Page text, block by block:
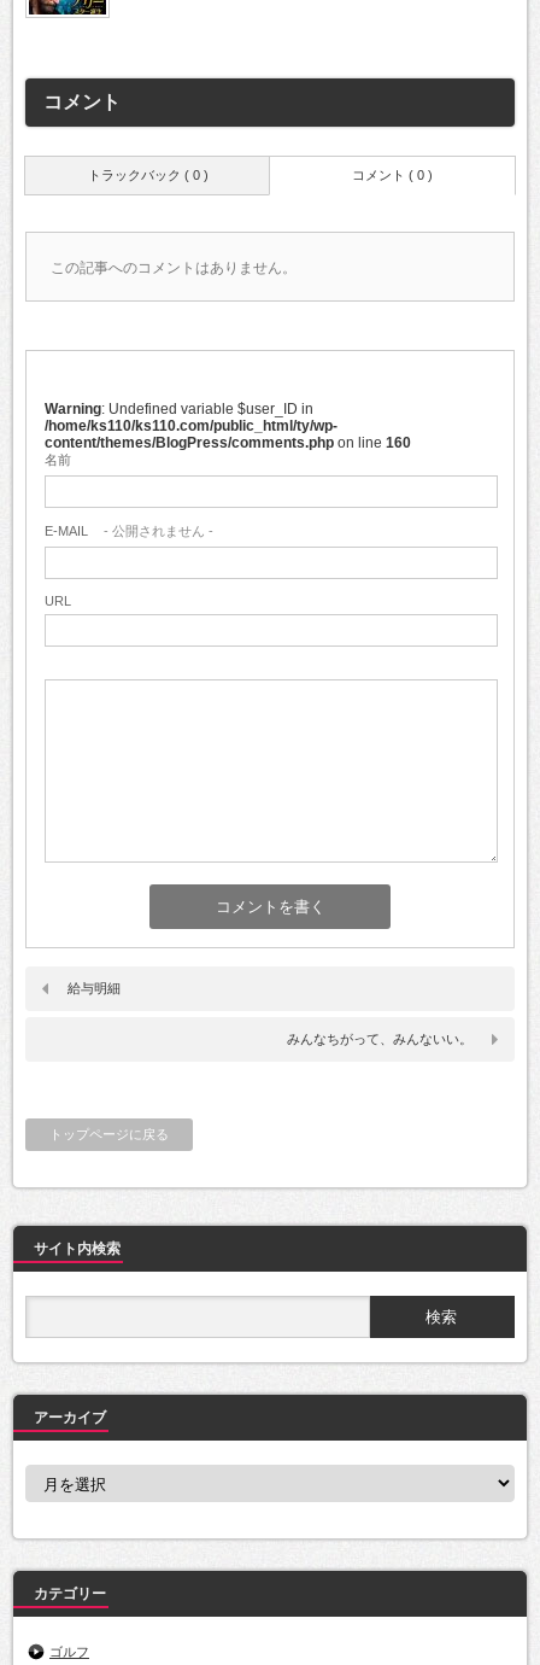
コメント
トラックバック ( 0 ) コメント ( 0 )
この記事へのコメントはありません。
Warning : Undefined variable $user_ID in
/home/ks110/ks110.com/public_html/ty/wp-
content/themes/BlogPress/comments.php on line 160
名前
E-MAIL - 公開されません -
URL
給与明細
みんなちがって、みんないい。
トップページに戻る
サイト内検索
アーカイブ
ブ
カテゴリー
ゴルフ